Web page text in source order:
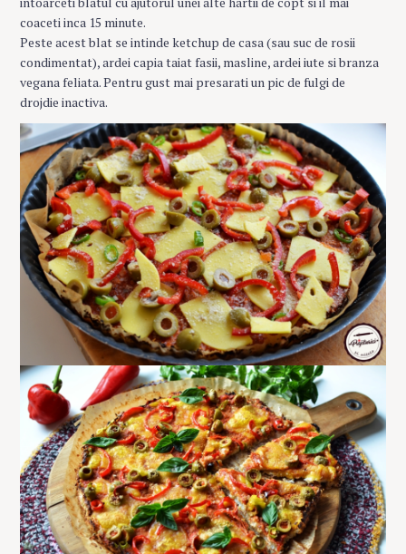
coaceti inca 15 minute.
Peste acest blat se intinde ketchup de casa (sau suc de rosii
condimentat), ardei capia taiat fasii, masline, ardei iute si branza
vegana feliata. Pentru gust mai presarati un pic de fulgi de
drojdie inactiva.